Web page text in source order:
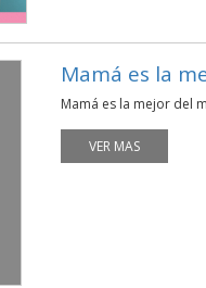
Mamá es la
Mamá es la mejor del
VER MAS